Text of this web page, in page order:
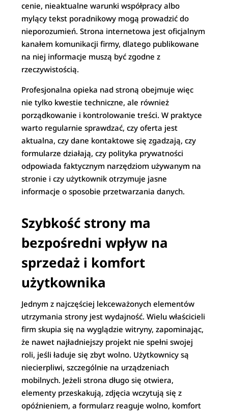
cenie, nieaktualne warunki współpracy albo
mylący tekst poradnikowy mogą prowadzić do
nieporozumień. Strona internetowa jest oficjalnym
kanałem komunikacji firmy, dlatego publikowane
na niej informacje muszą być zgodne z
rzeczywistością.
Profesjonalna opieka nad stroną obejmuje więc
nie tylko kwestie techniczne, ale również
porządkowanie i kontrolowanie treści. W praktyce
warto regularnie sprawdzać, czy oferta jest
aktualna, czy dane kontaktowe się zgadzają, czy
formularze działają, czy polityka prywatności
odpowiada faktycznym narzędziom używanym na
stronie i czy użytkownik otrzymuje jasne
informacje o sposobie przetwarzania danych.
Szybkość strony ma
bezpośredni wpływ na
sprzedaż i komfort
użytkownika
Jednym z najczęściej lekceważonych elementów
utrzymania strony jest wydajność. Wielu właścicieli
firm skupia się na wyglądzie witryny, zapominając,
że nawet najładniejszy projekt nie spełni swojej
roli, jeśli ładuje się zbyt wolno. Użytkownicy są
niecierpliwi, szczególnie na urządzeniach
mobilnych. Jeżeli strona długo się otwiera,
elementy przeskakują, zdjęcia wczytują się z
opóźnieniem, a formularz reaguje wolno, komfort